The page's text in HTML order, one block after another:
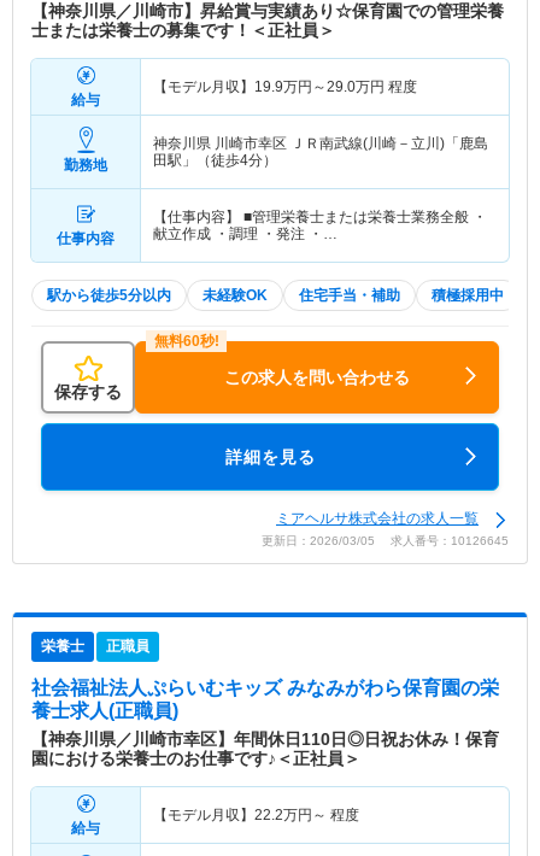
【神奈川県／川崎市】昇給賞与実績あり☆保育園での管理栄養
士または栄養士の募集です！＜正社員＞
給与
【モデル月収】 19.9万円～29.0万円 程度
勤務地
神奈川県 川崎市幸区 ＪＲ南武線(川崎－立川)「鹿島
田駅」（徒歩4分）
仕事内容
【仕事内容】 ■管理栄養士または栄養士業務全般 ・
献立作成 ・調理 ・発注 ・…
駅から徒歩5分以内 未経験OK 住宅手当・補助 積極採用中
保存する
この求人を問い合わせる
詳細を見る
ミアヘルサ株式会社の求人一覧
更新日：2026/03/05 求人番号：10126645
栄養士 正職員
社会福祉法人ぷらいむキッズ みなみがわら保育園の栄
養士求人(正職員)
【神奈川県／川崎市幸区】年間休日110日◎日祝お休み！保育
園における栄養士のお仕事です♪＜正社員＞
給与
【モデル月収】 22.2万円～ 程度